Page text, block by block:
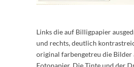
Links die auf Billigpapier
und rechts, deutlich
original farbengetreu die Bilder
Fotopapier. Die Tinte und der